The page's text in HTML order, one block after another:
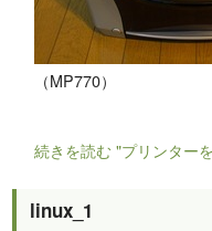
（MP770）
続きを読む "プリンター
linux_1